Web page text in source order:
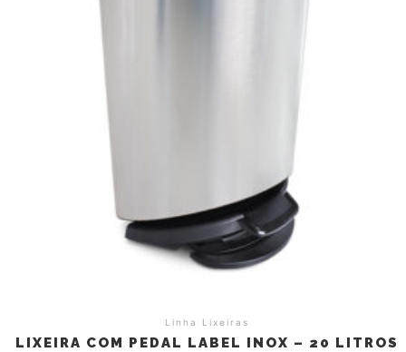
Linha Lixeiras
LIXEIRA COM PEDAL LABEL INOX – 20 LITROS